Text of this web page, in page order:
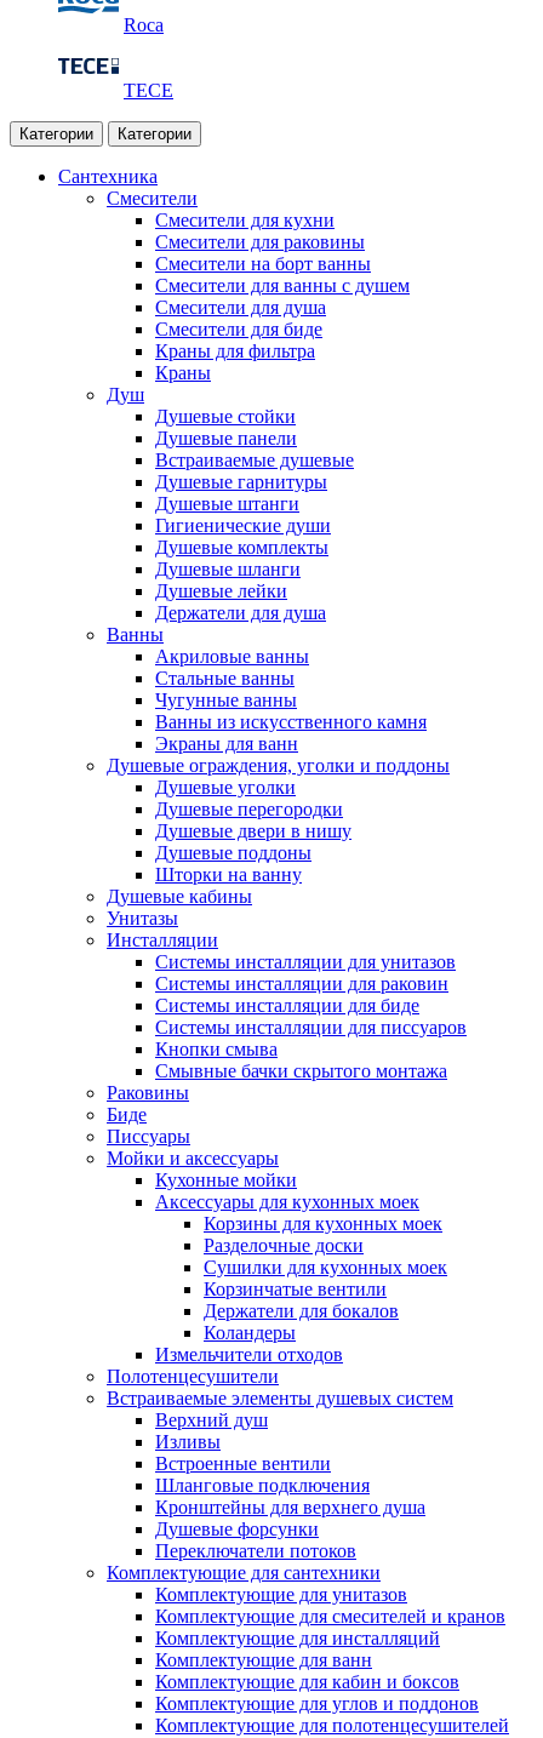
Roca
TECE
Категории Категории
Сантехника
Смесители
Смесители для кухни
Смесители для раковины
Смесители на борт ванны
Смесители для ванны с душем
Смесители для душа
Смесители для биде
Краны для фильтра
Краны
Душ
Душевые стойки
Душевые панели
Встраиваемые душевые
Душевые гарнитуры
Душевые штанги
Гигиенические души
Душевые комплекты
Душевые шланги
Душевые лейки
Держатели для душа
Ванны
Акриловые ванны
Стальные ванны
Чугунные ванны
Ванны из искусственного камня
Экраны для ванн
Душевые ограждения, уголки и поддоны
Душевые уголки
Душевые перегородки
Душевые двери в нишу
Душевые поддоны
Шторки на ванну
Душевые кабины
Унитазы
Инсталляции
Системы инсталляции для унитазов
Системы инсталляции для раковин
Системы инсталляции для биде
Системы инсталляции для писсуаров
Кнопки смыва
Смывные бачки скрытого монтажа
Раковины
Биде
Писсуары
Мойки и аксессуары
Кухонные мойки
Аксессуары для кухонных моек
Корзины для кухонных моек
Разделочные доски
Сушилки для кухонных моек
Корзинчатые вентили
Держатели для бокалов
Коландеры
Измельчители отходов
Полотенцесушители
Встраиваемые элементы душевых систем
Верхний душ
Изливы
Встроенные вентили
Шланговые подключения
Кронштейны для верхнего душа
Душевые форсунки
Переключатели потоков
Комплектующие для сантехники
Комплектующие для унитазов
Комплектующие для смесителей и кранов
Комплектующие для инсталляций
Комплектующие для ванн
Комплектующие для кабин и боксов
Комплектующие для углов и поддонов
Комплектующие для полотенцесушителей